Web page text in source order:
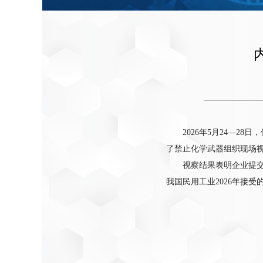
2026年5月24—28日
了禁止化学武器组织现场
视察结果表明企业提
我国民用工业2026年接受